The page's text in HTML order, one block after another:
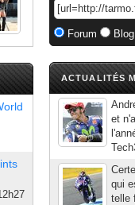
Forum
ACTUALITÉS
et
qui
telle